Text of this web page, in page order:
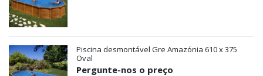
Piscina desmontável Gre Amazónia 610 x 375
Oval
Pergunte-nos o preço